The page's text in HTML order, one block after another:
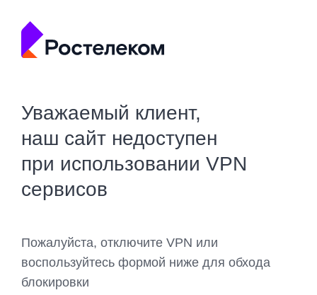
Уважаемый клиент,
наш сайт недоступен
при использовании VPN
сервисов
Пожалуйста, отключите VPN или
воспользуйтесь формой ниже для обхода
блокировки